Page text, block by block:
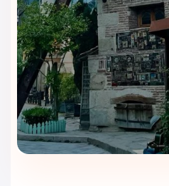
مهم‌ترین ویژگیهتل پولو
تمیزی مثال‌زدنی محیط است.
و موقعیت عالی، این هتل را به
اقامت اقتصادی در تفلیس تبدیل